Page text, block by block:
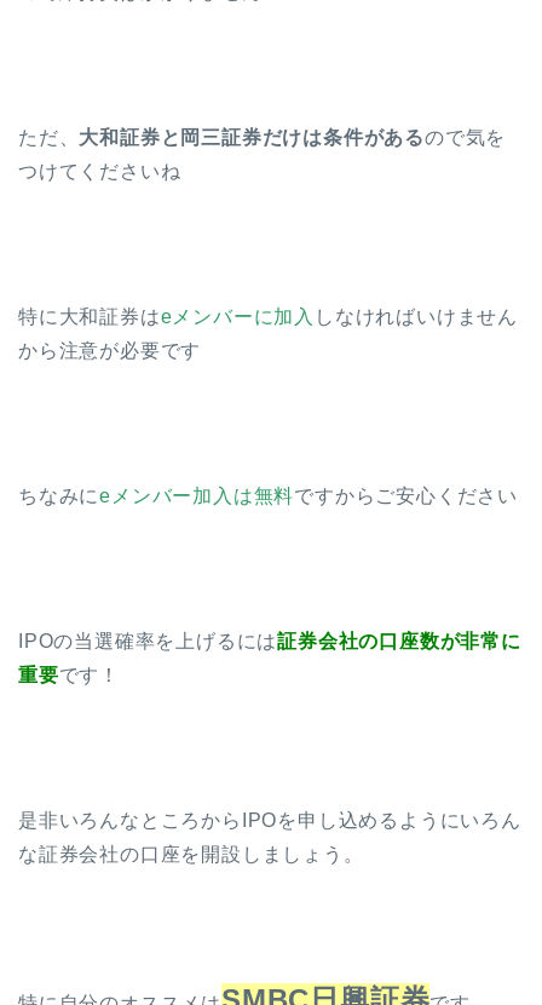
ただ、 大和証券と岡三証券だけは条件があるので気を
つけてくださいね
特に大和証券はeメンバーに加入 しなければいけません
から注意が必要です
ちなみにeメンバー加入は無料ですからご安心ください
IPOの当選確率を上げるには証券会社の口座数が非常に
重要です！
是非いろんなところからIPOを申し込めるようにいろん
な証券会社の口座を開設しましょう。